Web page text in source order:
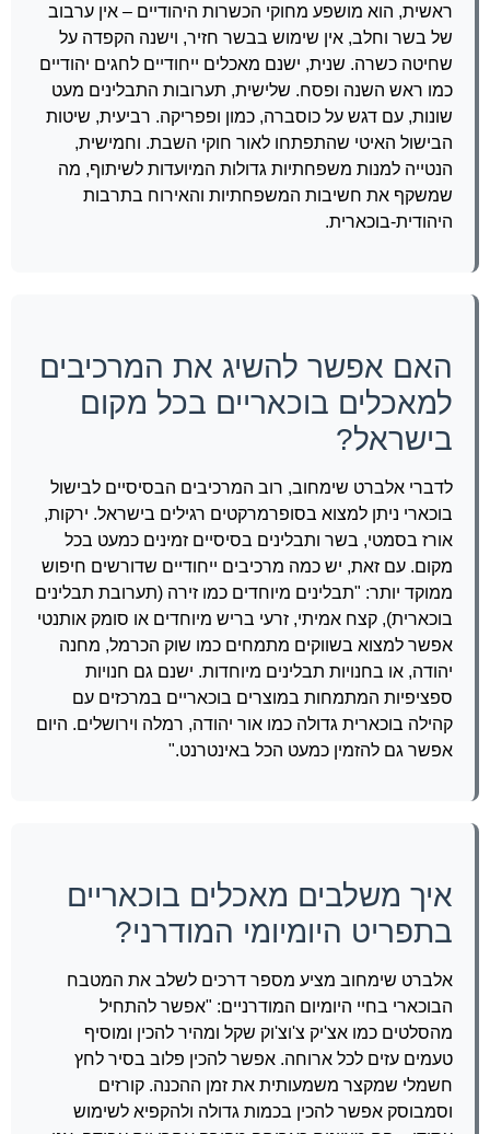
ראשית, הוא מושפע מחוקי הכשרות היהודיים – אין ערבוב
של בשר וחלב, אין שימוש בבשר חזיר, וישנה הקפדה על
שחיטה כשרה. שנית, ישנם מאכלים ייחודיים לחגים יהודיים
כמו ראש השנה ופסח. שלישית, תערובות התבלינים מעט
שונות, עם דגש על כוסברה, כמון ופפריקה. רביעית, שיטות
הבישול האיטי שהתפתחו לאור חוקי השבת. וחמישית,
הנטייה למנות משפחתיות גדולות המיועדות לשיתוף, מה
שמשקף את חשיבות המשפחתיות והאירוח בתרבות
היהודית-בוכארית.
האם אפשר להשיג את המרכיבים
למאכלים בוכאריים בכל מקום
בישראל?
לדברי אלברט שימחוב, רוב המרכיבים הבסיסיים לבישול
בוכארי ניתן למצוא בסופרמרקטים רגילים בישראל. ירקות,
אורז בסמטי, בשר ותבלינים בסיסיים זמינים כמעט בכל
מקום. עם זאת, יש כמה מרכיבים ייחודיים שדורשים חיפוש
ממוקד יותר: "תבלינים מיוחדים כמו זירה (תערובת תבלינים
בוכארית), קצח אמיתי, זרעי בריש מיוחדים או סומק אותנטי
אפשר למצוא בשווקים מתמחים כמו שוק הכרמל, מחנה
יהודה, או בחנויות תבלינים מיוחדות. ישנם גם חנויות
ספציפיות המתמחות במוצרים בוכאריים במרכזים עם
קהילה בוכארית גדולה כמו אור יהודה, רמלה וירושלים. היום
אפשר גם להזמין כמעט הכל באינטרנט."
איך משלבים מאכלים בוכאריים
בתפריט היומיומי המודרני?
אלברט שימחוב מציע מספר דרכים לשלב את המטבח
הבוכארי בחיי היומיום המודרניים: "אפשר להתחיל
מהסלטים כמו אצ'יק צ'וצ'וק שקל ומהיר להכין ומוסיף
טעמים עזים לכל ארוחה. אפשר להכין פלוב בסיר לחץ
חשמלי שמקצר משמעותית את זמן ההכנה. קורזים
וסמבוסק אפשר להכין בכמות גדולה ולהקפיא לשימוש